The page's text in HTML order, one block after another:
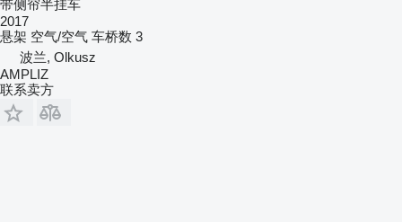
带侧帘半挂车
2017
悬架 空气/空气 车桥数 3
波兰, Olkusz
AMPLIZ
联系卖方